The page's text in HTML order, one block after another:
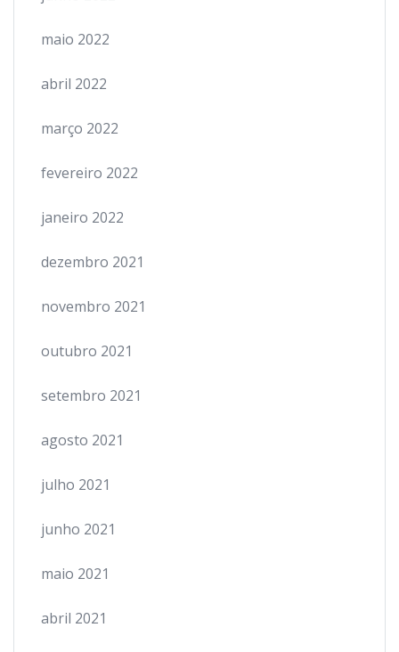
maio 2022
abril 2022
março 2022
fevereiro 2022
janeiro 2022
dezembro 2021
novembro 2021
outubro 2021
setembro 2021
agosto 2021
julho 2021
junho 2021
maio 2021
abril 2021